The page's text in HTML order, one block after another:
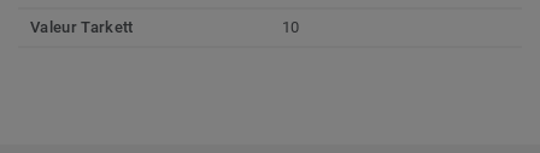
Valeur Tarkett 10